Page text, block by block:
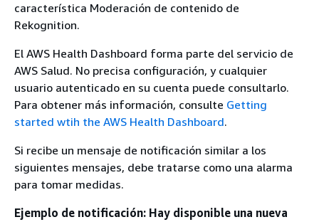
característica Moderación de contenido de
Rekognition.
El AWS Health Dashboard forma parte del servicio de
AWS Salud. No precisa configuración, y cualquier
usuario autenticado en su cuenta puede consultarlo.
Para obtener más información, consulte Getting
started wtih the AWS Health Dashboard.
Si recibe un mensaje de notificación similar a los
siguientes mensajes, debe tratarse como una alarma
para tomar medidas.
Ejemplo de notificación: Hay disponible una nueva